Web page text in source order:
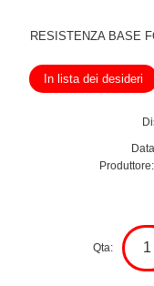
RESISTENZA BASE
In lista dei desideri
Produttore:
Qta: